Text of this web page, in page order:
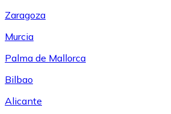
Zaragoza
Murcia
Palma de Mallorca
Bilbao
Alicante